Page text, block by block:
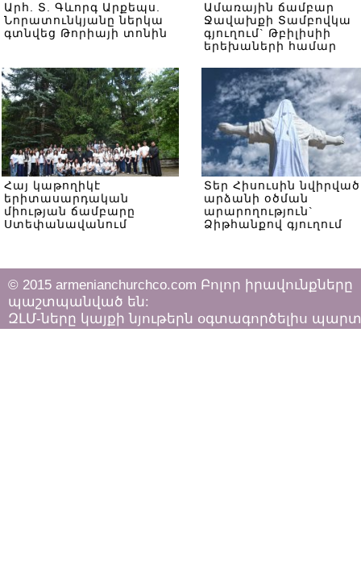
Արհ. Տ. Գևորգ Արքեպս.
Նորատունկյանը ներկա
գտնվեց Թորիայի տոնին
Ամառային ճամբար
Ջավախքի Տամբովկա
գյուղում` Թբիլիսիի
երեխաների համար
Հայ կաթողիկէ
երիտասարդական
միության ճամբարը
Ստեփանավանում
Տեր Հիսուսին նվիրված
արձանի օծման
արարողություն`
Ձիթհանքով գյուղում
© 2015 armenianchurchco.com Բոլոր իրավունքները
պաշտպանված են:
ԶԼՄ-ները կայքի նյութերն օգտագործելիս